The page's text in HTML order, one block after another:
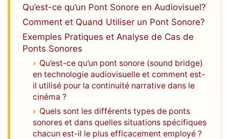
Qu’est-ce qu’un Pont Sonore en Audiovisuel?
Comment et Quand Utiliser un Pont Sonore?
Exemples Pratiques et Analyse de Cas de
Ponts Sonores
Qu’est-ce qu’un pont sonore (sound bridge)
en technologie audiovisuelle et comment est-
il utilisé pour la continuité narrative dans le
cinéma ?
Quels sont les différents types de ponts
sonores et dans quelles situations spécifiques
chacun est-il le plus efficacement employé ?